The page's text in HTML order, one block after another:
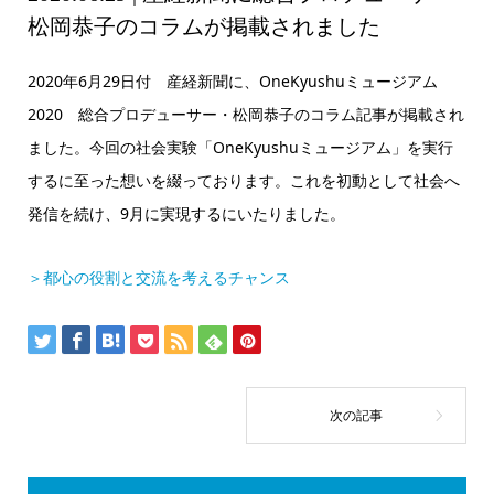
松岡恭子のコラムが掲載されました
2020年6月29日付 産経新聞に、OneKyushuミュージアム
2020 総合プロデューサー・松岡恭子のコラム記事が掲載され
ました。今回の社会実験「OneKyushuミュージアム」を実行
するに至った想いを綴っております。これを初動として社会へ
発信を続け、9月に実現するにいたりました。
＞都心の役割と交流を考えるチャンス